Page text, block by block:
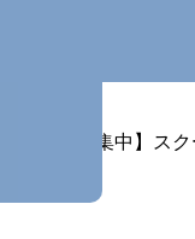
【募集中】ス